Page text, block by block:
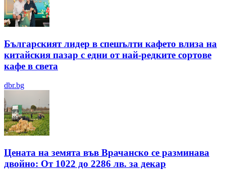
Българският лидер в спешълти кафето влиза на
китайския пазар с едни от най-редките сортове
кафе в света
dbr.bg
Цената на земята във Врачанско се разминава
двойно: От 1022 до 2286 лв. за декар